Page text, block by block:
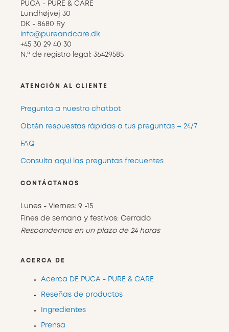
PUCA - PURE & CARE
Lundhøjvej 30
DK - 8680 Ry
info@pureandcare.dk
+45 30 29 40 30
N.º de registro legal: 36429585
ATENCIÓN AL CLIENTE
Pregunta a nuestro chatbot
Obtén respuestas rápidas a tus preguntas – 24/7
FAQ
Consulta aquí las preguntas frecuentes
CONTÁCTANOS
Lunes - Viernes: 9 -15
Fines de semana y festivos: Cerrado
Respondemos en un plazo de 24 horas
ACERCA DE
Acerca DE PUCA - PURE & CARE
Reseñas de productos
Ingredientes
Prensa